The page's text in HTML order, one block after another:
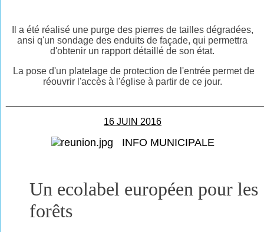
Il a été réalisé une purge des pierres de tailles dégradées,
ansi q'un sondage des enduits de façade, qui permettra
d'obtenir un rapport détaillé de son état.
La pose d'un platelage de protection de l'entrée permet de
réouvrir l'accès à l'église à partir de ce jour.
16 JUIN 2016
INFO MUNICIPALE
Un ecolabel européen pour les
forêts